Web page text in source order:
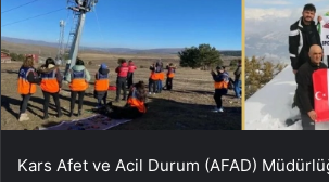
Kars Afet ve Acil Durum (AFAD)